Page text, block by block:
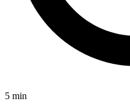
5 min